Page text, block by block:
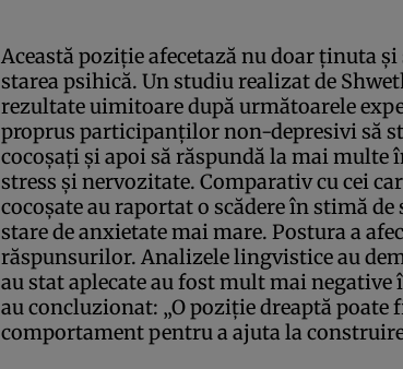
Această poziţie afecetază nu doar ţinuta
starea psihică. Unstudiurealizat de
rezultate uimitoare după următoarele
proprus participanţilor non-depresivi să
cocoşaţi şi apoi să răspundă la mai multe
stress şi nervozitate. Comparativ cu cei
cocoşate au raportat o scădere în stimă
stare de anxietate mai mare. Postura a
răspunsurilor. Analizele lingvistice au
au stat aplecate au fost mult mai
au concluzionat: „O poziţie dreaptă poate
comportament pentru a ajuta la